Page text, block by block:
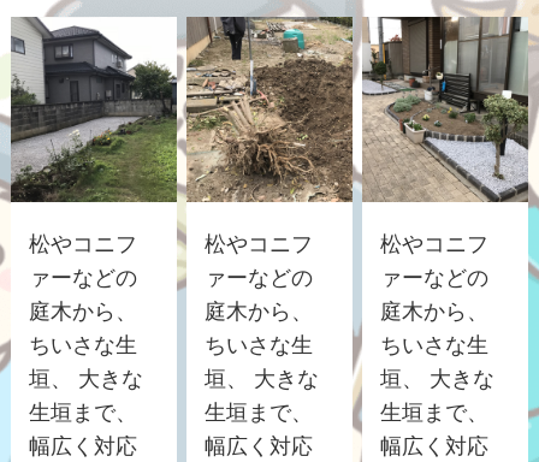
松やコニフ
ァーなどの
庭木から、
ちいさな生
垣、 大きな
生垣まで、
幅広く対応
松やコニフ
ァーなどの
庭木から、
ちいさな生
垣、 大きな
生垣まで、
幅広く対応
松やコニフ
ァーなどの
庭木から、
ちいさな生
垣、 大きな
生垣まで、
幅広く対応